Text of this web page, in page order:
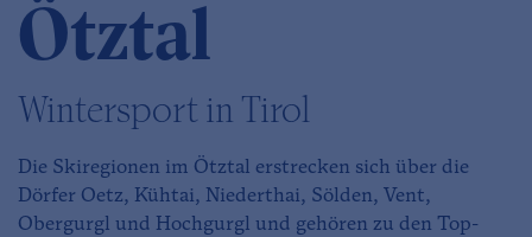
Ötztal
Wintersport in Tirol
Die Skiregionen im Ötztal erstrecken sich über die
Dörfer Oetz, Kühtai, Niederthai, Sölden, Vent,
Obergurgl und Hochgurgl und gehören zu den Top-